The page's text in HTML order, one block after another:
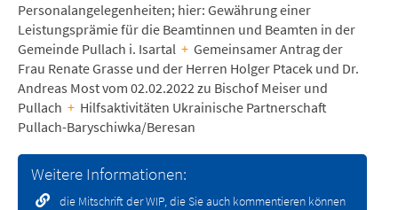
Personalangelegenheiten; hier: Gewährung einer
Leistungsprämie für die Beamtinnen und Beamten in der
Gemeinde Pullach i. Isartal + Gemeinsamer Antrag der
Frau Renate Grasse und der Herren Holger Ptacek und Dr.
Andreas Most vom 02.02.2022 zu Bischof Meiser und
Pullach + Hilfsaktivitäten Ukrainische Partnerschaft
Pullach-Baryschiwka/Beresan
Weitere Informationen:
die Mitschrift der WIP, die Sie auch kommentieren können